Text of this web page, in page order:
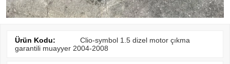
Ürün Kodu:
Clio-symbol 1.5 dizel motor çıkma
garantili muayyer 2004-2008